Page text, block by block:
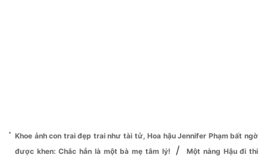
Khoe ảnh con trai đẹp trai như tài tử, Hoa hậu Jennifer Phạm bất ngờ
được khen: Chắc hẳn là một bà mẹ tâm lý!
/
Một nàng Hậu đi thi